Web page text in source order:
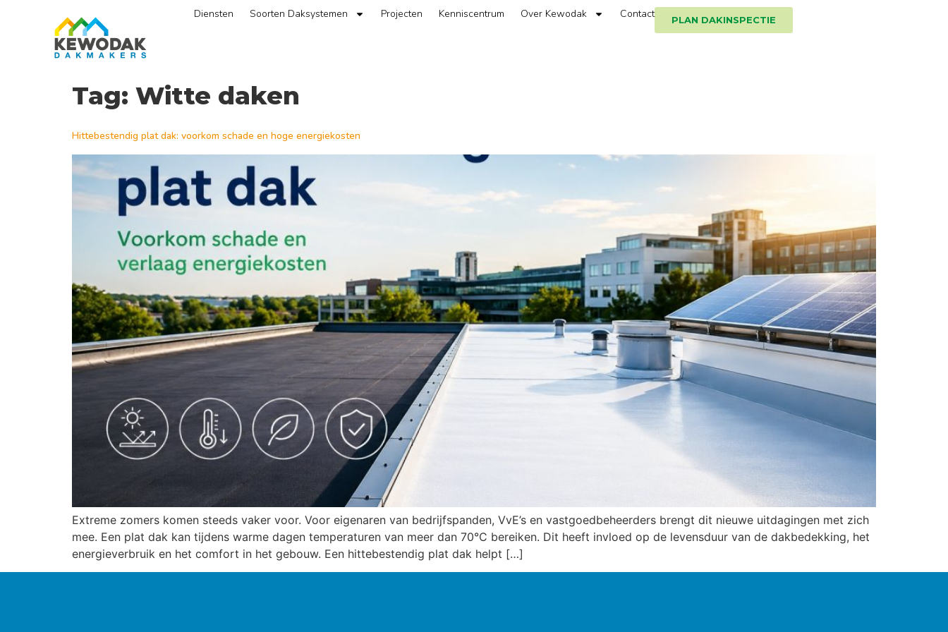
Diensten Soorten Daksystemen Projecten Kenniscentrum Over Kewodak Contact PLAN DAKINSPECTIE
Tag: Witte daken
Hittebestendig plat dak: voorkom schade en hoge energiekosten
Extreme zomers komen steeds vaker voor. Voor eigenaren van bedrijfspanden, VvE’s en vastgoedbeheerders brengt dit nieuwe uitdagingen met zich
mee. Een plat dak kan tijdens warme dagen temperaturen van meer dan 70°C bereiken. Dit heeft invloed op de levensduur van de dakbedekking, het
energieverbruik en het comfort in het gebouw. Een hittebestendig plat dak helpt […]